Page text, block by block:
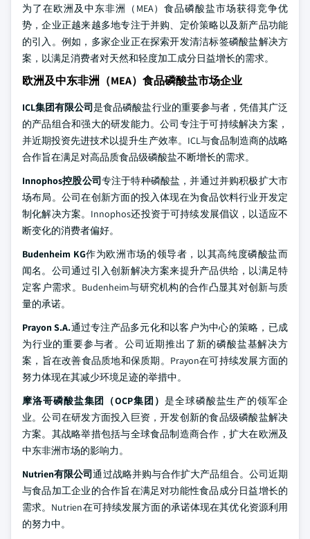
为了在欧洲及中东非洲（MEA）食品磷酸盐市场获得竞争优
势，企业正越来越多地专注于并购、定价策略以及新产品功能
的引入。例如，多家企业正在探索开发清洁标签磷酸盐解决方
案，以满足消费者对天然和轻度加工成分日益增长的需求。
欧洲及中东非洲（MEA）食品磷酸盐市场企业
ICL集团有限公司是食品磷酸盐行业的重要参与者，凭借其广泛
的产品组合和强大的研发能力。公司专注于可持续解决方案，
并近期投资先进技术以提升生产效率。ICL与食品制造商的战略
合作旨在满足对高品质食品级磷酸盐不断增长的需求。
Innophos控股公司专注于特种磷酸盐，并通过并购积极扩大市
场布局。公司在创新方面的投入体现在为食品饮料行业开发定
制化解决方案。Innophos还投资于可持续发展倡议，以适应不
断变化的消费者偏好。
Budenheim KG作为欧洲市场的领导者，以其高纯度磷酸盐而
闻名。公司通过引入创新解决方案来提升产品供给，以满足特
定客户需求。Budenheim与研究机构的合作凸显其对创新与质
量的承诺。
Prayon S.A.通过专注产品多元化和以客户为中心的策略，已成
为行业的重要参与者。公司近期推出了新的磷酸盐基解决方
案，旨在改善食品质地和保质期。Prayon在可持续发展方面的
努力体现在其减少环境足迹的举措中。
摩洛哥磷酸盐集团（OCP集团） 是全球磷酸盐生产的领军企
业。公司在研发方面投入巨资，开发创新的食品级磷酸盐解决
方案。其战略举措包括与全球食品制造商合作，扩大在欧洲及
中东非洲市场的影响力。
Nutrien有限公司通过战略并购与合作扩大产品组合。公司近期
与食品加工企业的合作旨在满足对功能性食品成分日益增长的
需求。Nutrien在可持续发展方面的承诺体现在其优化资源利用
的努力中。